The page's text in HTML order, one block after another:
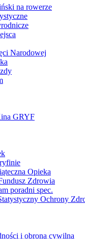
na rowerze
Narodowej
GRYF
Opieka
Zdrowia
poradni spec.
Ochrony
i obrona cywilna